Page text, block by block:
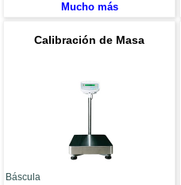
Mucho más
Calibración de Masa
Báscula